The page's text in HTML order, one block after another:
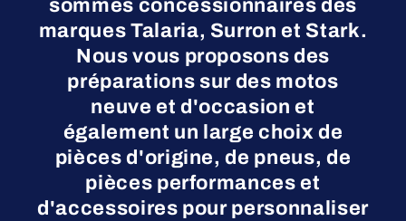
sommes concessionnaires des
marques Talaria, Surron et Stark.
Nous vous proposons des
préparations sur des motos
neuve et d'occasion et
également un large choix de
pièces d'origine, de pneus, de
pièces performances et
d'accessoires pour personnaliser